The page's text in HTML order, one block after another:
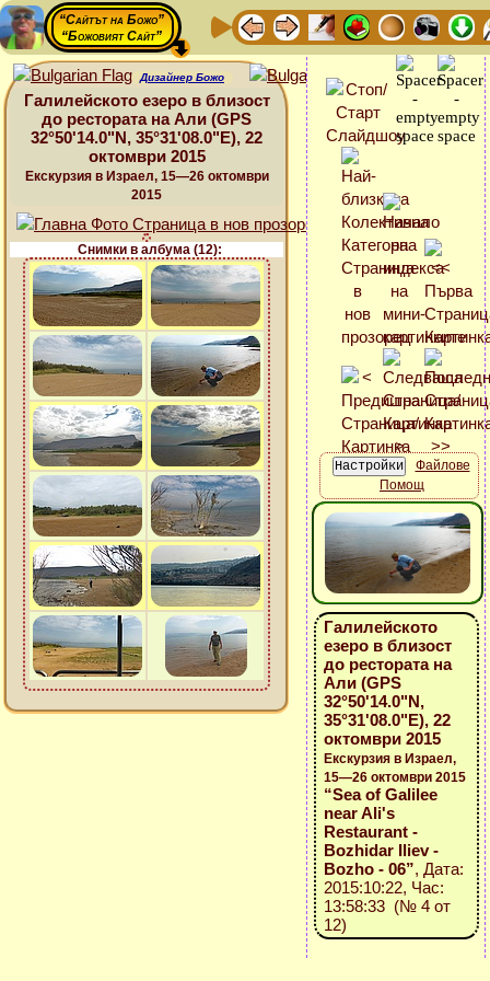
“Сайтът на Божо”
“Божовият Сайт”
Дизайнер Божо
Галилейското езеро в близост
до рестората на Али (GPS
32°50'14.0"N, 35°31'08.0"E), 22
октомври 2015
Екскурзия в Израел, 15—26 октомври
2015
Снимки в албума (12):
Файлове
Помощ
Галилейското
езеро в близост
до рестората на
Али (GPS
32°50'14.0"N,
35°31'08.0"E), 22
октомври 2015
Екскурзия в Израел,
15—26 октомври 2015
“Sea of Galilee
near Ali's
Restaurant -
Bozhidar Iliev -
Bozho - 06”, Дата:
2015:10:22, Час:
13:58:33 (№ 4 от
12)